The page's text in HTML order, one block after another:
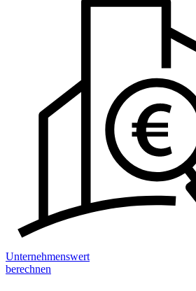
Unternehmenswert
berechnen